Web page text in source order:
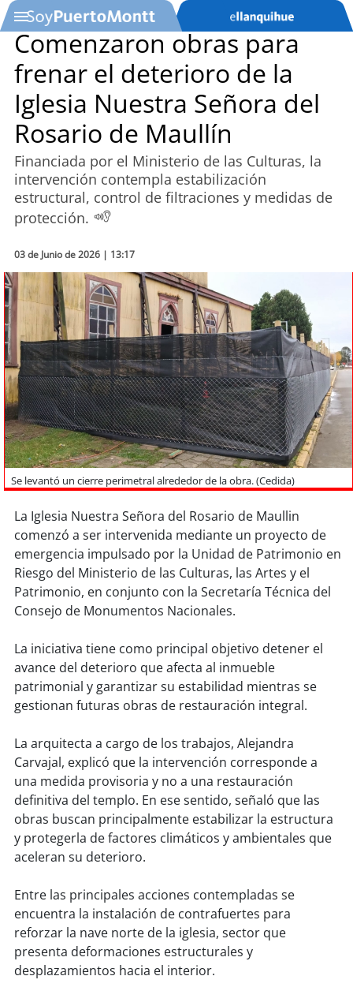
SOYTV
Podcast
Actualidad
Entretención
Economía
Deportes
Tecnología
Sostenibilidad
soychile
soyarica
soyiquique
soycalama
soyantofagasta
soycopiapó
soy quillota
soysanantonio
soychillán
soysancarlos
soytalcahuano
soyconcepción
soycoronel
soyarauco
Comenzaron obras para
frenar el deterioro de la
Iglesia Nuestra Señora del
Rosario de Maullín
Financiada por el Ministerio de las Culturas, la
intervención contempla estabilización
estructural, control de filtraciones y medidas de
protección.
03 de Junio de 2026 | 13:17
Se levantó un cierre perimetral alrededor de la obra. (Cedida)
La Iglesia Nuestra Señora del Rosario de Maullin
comenzó a ser intervenida mediante un proyecto de
emergencia impulsado por la Unidad de Patrimonio en
Riesgo del Ministerio de las Culturas, las Artes y el
Patrimonio, en conjunto con la Secretaría Técnica del
Consejo de Monumentos Nacionales.
La iniciativa tiene como principal objetivo detener el
avance del deterioro que afecta al inmueble
patrimonial y garantizar su estabilidad mientras se
gestionan futuras obras de restauración integral.
La arquitecta a cargo de los trabajos, Alejandra
Carvajal, explicó que la intervención corresponde a
una medida provisoria y no a una restauración
definitiva del templo. En ese sentido, señaló que las
obras buscan principalmente estabilizar la estructura
y protegerla de factores climáticos y ambientales que
aceleran su deterioro.
Entre las principales acciones contempladas se
encuentra la instalación de contrafuertes para
reforzar la nave norte de la iglesia, sector que
presenta deformaciones estructurales y
desplazamientos hacia el interior.